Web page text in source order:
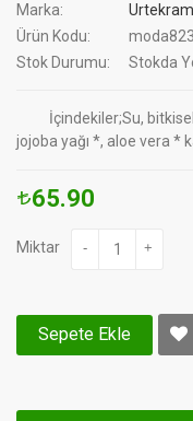
Marka:
Urtekram
Ürün Kodu:
moda823
Stok Durumu:
Stokda
İçindekiler;Su, bitkisel
jojoba yağı *, aloe vera *
65.90
Miktar - +
Sepete Ekle